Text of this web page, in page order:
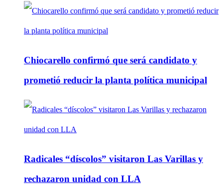
Chiocarello confirmó que será candidato y
prometió reducir la planta política municipal
Radicales “díscolos” visitaron Las Varillas y
rechazaron unidad con LLA